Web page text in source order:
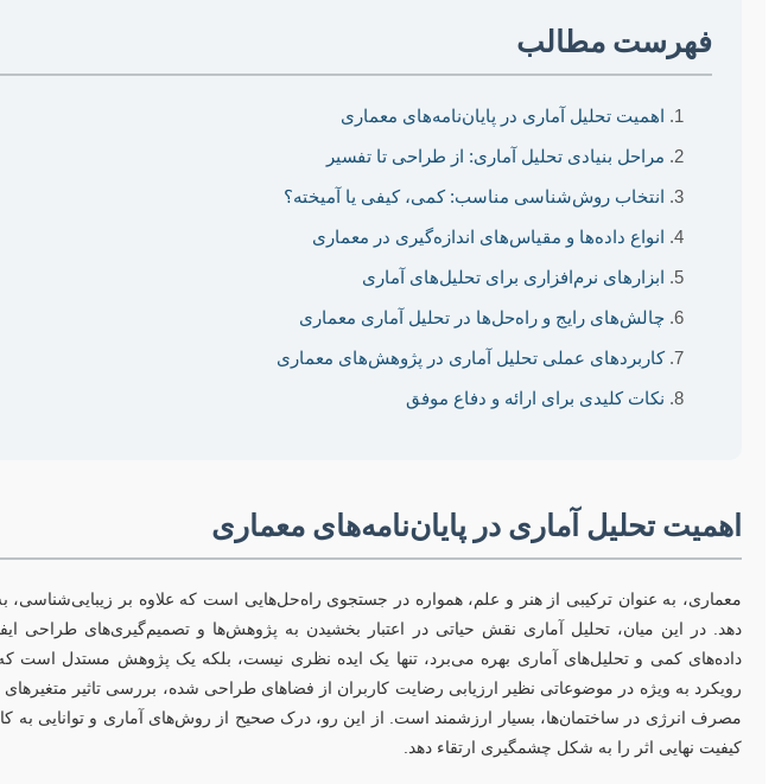
فهرست مطالب
اهمیت تحلیل آماری در پایان‌نامه‌های معماری
مراحل بنیادی تحلیل آماری: از طراحی تا تفسیر
انتخاب روش‌شناسی مناسب: کمی، کیفی یا آمیخته؟
انواع داده‌ها و مقیاس‌های اندازه‌گیری در معماری
ابزارهای نرم‌افزاری برای تحلیل‌های آماری
چالش‌های رایج و راه‌حل‌ها در تحلیل آماری معماری
کاربردهای عملی تحلیل آماری در پژوهش‌های معماری
نکات کلیدی برای ارائه و دفاع موفق
اهمیت تحلیل آماری در پایان‌نامه‌های معماری
معماری، به عنوان ترکیبی از هنر و علم، همواره در جستجوی راه‌حل‌هایی است که علاوه بر زیبایی‌شناسی،
دهد. در این میان، تحلیل آماری نقش حیاتی در اعتبار بخشیدن به پژوهش‌ها و تصمیم‌گیری‌های طراحی
داده‌های کمی و تحلیل‌های آماری بهره می‌برد، تنها یک ایده نظری نیست، بلکه یک پژوهش مستدل است
رویکرد به ویژه در موضوعاتی نظیر ارزیابی رضایت کاربران از فضاهای طراحی شده، بررسی تاثیر متغیرهای
مصرف انرژی در ساختمان‌ها، بسیار ارزشمند است. از این رو، درک صحیح از روش‌های آماری و توانایی به
کیفیت نهایی اثر را به شکل چشمگیری ارتقاء دهد.